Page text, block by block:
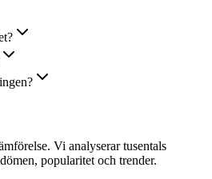
Vi analyserar tusentals
popularitet och trender.